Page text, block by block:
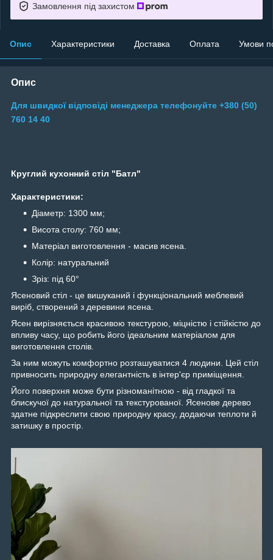
Замовлення під захистом
Опис Характеристики Доставка Оплата Умови
Опис
Для швидкої відповіді менеджера телефонуйте +380 (50)
760 14 40
Круглий кухонний стіл "Батл"
Характеристики:
Діаметр: 1300 мм;
Висота столу: 760 мм;
Матеріал виготовлення - масив ясена.
Колір: натуральний
Зріз: під 60°
Ясеновий стіл - це вишуканий і функціональний меблевий
виріб, створений з деревини ясена.
Ясен вирізняється красивою текстурою, міцністю і стійкістю до
впливу часу, що робить його ідеальним матеріалом для
виготовлення столів.
За ним можуть комфортно розташуватися 4 людини. Цей стіл
привносить природну елегантність в інтер'єр приміщення.
Його поверхня може бути різноманітною - від гладкої та
блискучої до натуральної та текстурованої. Ясенове дерево
здатне підкреслити свою природну красу, додаючи теплоти й
затишку в простір.